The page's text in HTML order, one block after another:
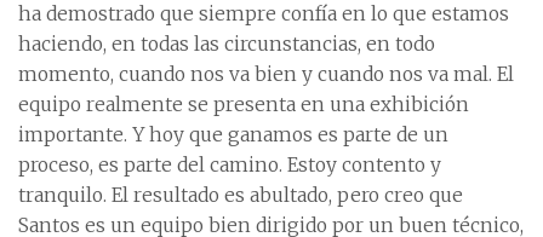
ha demostrado que siempre confía en lo que estamos
haciendo, en todas las circunstancias, en todo
momento, cuando nos va bien y cuando nos va mal. El
equipo realmente se presenta en una exhibición
importante. Y hoy que ganamos es parte de un
proceso, es parte del camino. Estoy contento y
tranquilo. El resultado es abultado, pero creo que
Santos es un equipo bien dirigido por un buen técnico,